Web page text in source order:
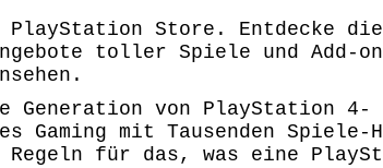
PlayStation Store. Entdecke
toller Spiele und Add-
Generation von PlayStation 4-
Gaming mit Tausenden
für das, was eine